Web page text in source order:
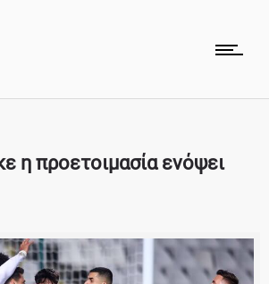
η προετοιμασία ενόψει